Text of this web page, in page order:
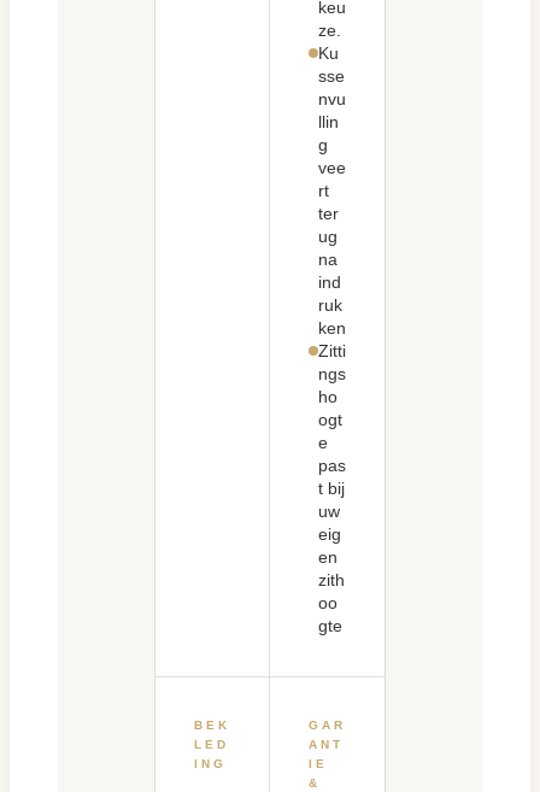
keu
ze.
Ku
sse
nvu
llin
g
vee
rt
ter
ug
na
ind
ruk
ken
Zitti
ngs
ho
ogt
e
pas
t bij
uw
eig
en
zith
oo
gte
BEK
LED
ING
GAR
ANT
IE
&